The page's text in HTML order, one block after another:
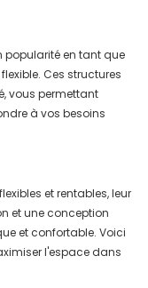
popularité en tant que
Ces structures
vous permettant
à vos besoins
et rentables, leur
et une conception
et confortable. Voici
l'espace dans